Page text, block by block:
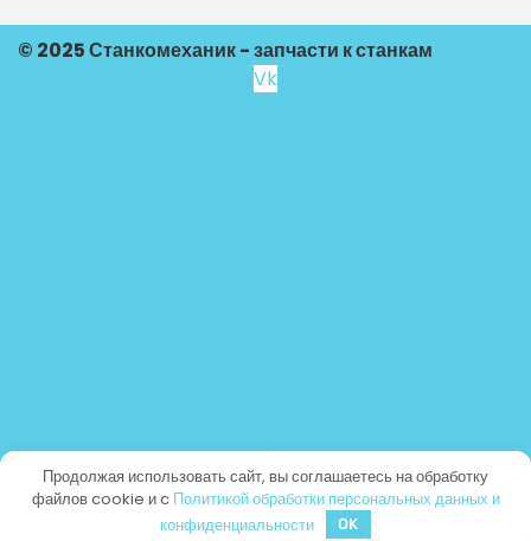
© 2025 Станкомеханик - запчасти к станкам
Vk
Продолжая использовать сайт, вы соглашаетесь на обработку
файлов cookie и c Политикой обработки персональных данных и
конфиденциальности
OK